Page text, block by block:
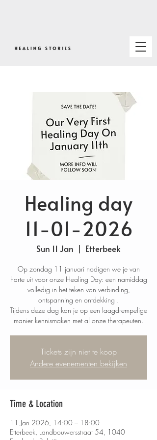
Healing day
11-01-2026
Sun 11 Jan
  |
Etterbeek
Op zondag 11 januari nodigen we je van
harte uit voor onze Healing Day: een namiddag
volledig in het teken van verbinding,
ontspanning en ontdekking .
Tijdens deze dag kan je op een laagdrempelige
manier kennismaken met al onze therapeuten.
Tickets zijn niet te koop
Andere evenementen bekijken
Time & Location
11 Jan 2026, 14:00 – 18:00
Etterbeek, Landbouwersstraat 54, 1040